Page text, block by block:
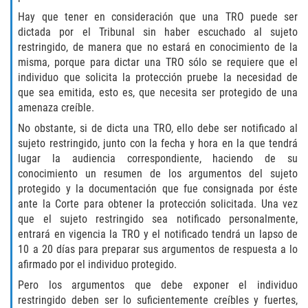
Invasión Agravada de Propiedad
Ajena
Invasión de Propiedad Ajena
Vandalismo
DUI
Audiencia Administrativa del DMV
Conducción Imprudente con
Presencia de Alcohol
Conducción Imprudente sin Presencia
de Alcohol
Cuarta Ofensa de DUI
Hay que tener en consideración que una TRO puede ser
dictada por el Tribunal sin haber escuchado al sujeto
restringido, de manera que no estará en conocimiento de la
misma, porque para dictar una TRO sólo se requiere que el
individuo que solicita la protección pruebe la necesidad de
que sea emitida, esto es, que necesita ser protegido de una
amenaza creíble.
No obstante, si de dicta una TRO, ello debe ser notificado al
sujeto restringido, junto con la fecha y hora en la que tendrá
lugar la audiencia correspondiente, haciendo de su
conocimiento un resumen de los argumentos del sujeto
protegido y la documentación que fue consignada por éste
ante la Corte para obtener la protección solicitada. Una vez
que el sujeto restringido sea notificado personalmente,
entrará en vigencia la TRO y el notificado tendrá un lapso de
10 a 20 días para preparar sus argumentos de respuesta a lo
afirmado por el individuo protegido.
Pero los argumentos que debe exponer el individuo
restringido deben ser lo suficientemente creíbles y fuertes,